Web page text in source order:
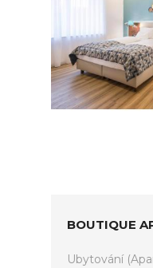
BOUTIQUE
Ubytování